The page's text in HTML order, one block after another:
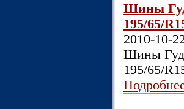
Шины
195/65/
2010-10-
Шины
195/65/